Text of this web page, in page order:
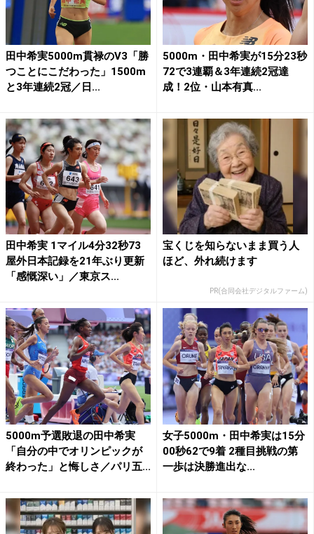
田中希実5000m貫禄のV3「勝
つことにこだわった」1500m
と3年連続2冠／日...
5000m・田中希実が15分23秒
72で3連覇＆3年連続2冠達
成！2位・山本有真...
田中希実 1マイル4分32秒73
屋外日本記録を21年ぶり更新
「感慨深い」／東京ス...
宝くじを知らないまま買う人
ほど、外れ続けます
PR(合同会社デジタルファーム)
5000m予選敗退の田中希実
「自分の中でオリンピックが
終わった」と悔しさ／パリ五...
女子5000m・田中希実は15分
00秒62で9着 2種目挑戦の第
一歩は決勝進出な...